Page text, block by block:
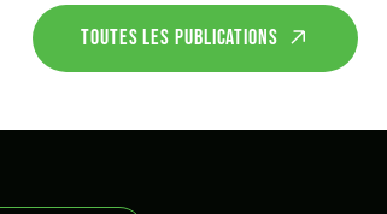
TOUTES LES PUBLICATIONS